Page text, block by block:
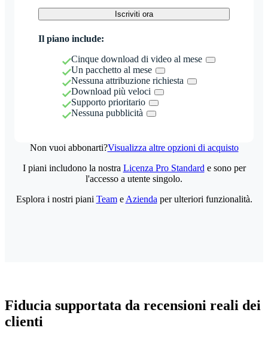
Iscriviti ora
Il piano include:
Cinque download di video al mese
Un pacchetto al mese
Nessuna attribuzione richiesta
Download più veloci
Supporto prioritario
Nessuna pubblicità
Non vuoi abbonarti?Visualizza altre opzioni di acquisto
I piani includono la nostra Licenza Pro Standard e sono per
l'accesso a utente singolo.
Esplora i nostri piani Teame Azienda per ulteriori funzionalità.
Fiducia supportata da recensioni reali dei
clienti